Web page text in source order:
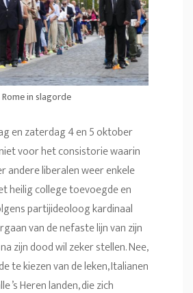
in slagorde
en zaterdag 4 en 5 oktober
voor het consistorie waarin
andere liberalen weer enkele
heilig college toevoegde en
partijideoloog kardinaal
van de nefaste lijn van zijn
zijn dood wil zeker stellen. Nee,
te kiezen van de leken, Italianen
’s Heren landen, die zich